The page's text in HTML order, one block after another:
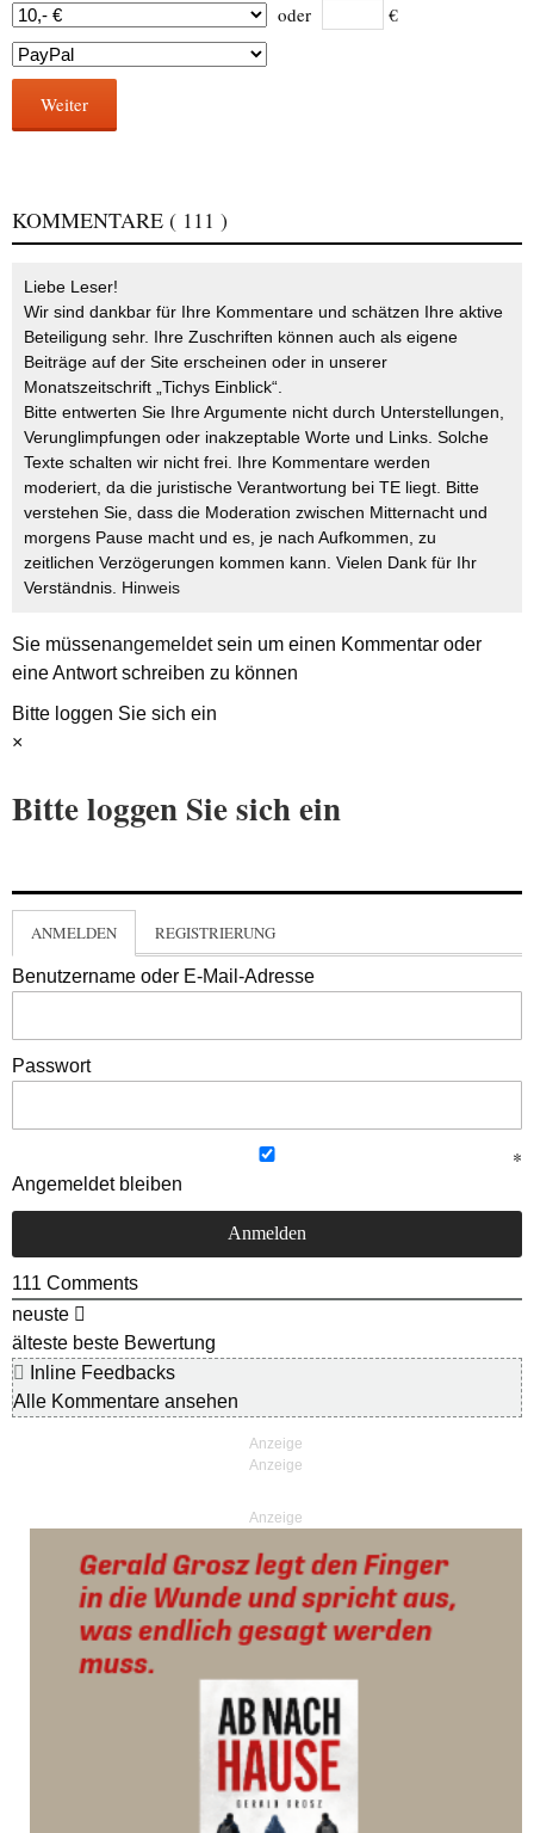
oder €
Weiter
KOMMENTARE ( 111 )
Liebe Leser!
Wir sind dankbar für Ihre Kommentare und schätzen Ihre aktive
Beteiligung sehr. Ihre Zuschriften können auch als eigene
Beiträge auf der Site erscheinen oder in unserer
Monatszeitschrift „Tichys Einblick“.
Bitte entwerten Sie Ihre Argumente nicht durch Unterstellungen,
Verunglimpfungen oder inakzeptable Worte und Links. Solche
Texte schalten wir nicht frei. Ihre Kommentare werden
moderiert, da die juristische Verantwortung bei TE liegt. Bitte
verstehen Sie, dass die Moderation zwischen Mitternacht und
morgens Pause macht und es, je nach Aufkommen, zu
zeitlichen Verzögerungen kommen kann. Vielen Dank für Ihr
Verständnis. Hinweis
Sie müssenangemeldetsein um einen Kommentar oder
eine Antwort schreiben zu können
Bitte loggen Sie sich ein
×
Bitte loggen Sie sich ein
ANMELDEN REGISTRIERUNG
Benutzername oder E-Mail-Adresse
Passwort
Angemeldet bleiben
111 Comments
neuste
älteste beste Bewertung
Inline Feedbacks
Alle Kommentare ansehen
Anzeige